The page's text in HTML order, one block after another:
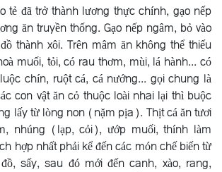
tẻ đã trở thành lương thực chính, gạo nếp
ăn truyền thống. Gạo nếp ngâm, bỏ vào
thành xôi. Trên mâm ăn không thể thiếu
muối, tỏi, có rau thơm, mùi, lá hành... có
chín, ruột cá, cá nướng... gọi chung là
con vật ăn cỏ thuộc loài nhai lại thì buộc
lấy từ lòng non (nặm pịa). Thịt cá ăn tươi
nhúng (lạp, cỏi), ướp muối, thính làm
hợp nhất phải kể đến các món chế biến từ
sấy, sau đó mới đến canh, xào, rang,